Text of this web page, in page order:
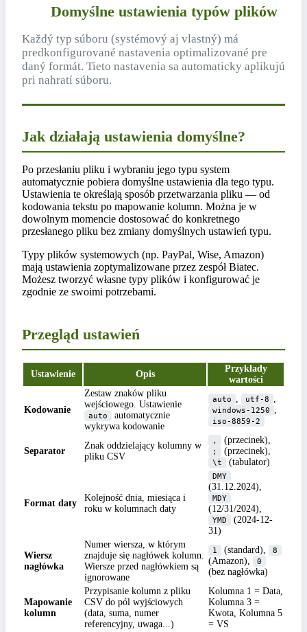
Domyślne ustawienia typów plików
Každý typ súboru (systémový aj vlastný) má
predkonfigurované nastavenia optimalizované pre
daný formát. Tieto nastavenia sa automaticky aplikujú
pri nahratí súboru.
Jak działają ustawienia domyślne?
Po przesłaniu pliku i wybraniu jego typu system
automatycznie pobiera domyślne ustawienia dla tego typu.
Ustawienia te określają sposób przetwarzania pliku — od
kodowania tekstu po mapowanie kolumn. Można je w
dowolnym momencie dostosować do konkretnego
przesłanego pliku bez zmiany domyślnych ustawień typu.
Typy plików systemowych (np. PayPal, Wise, Amazon)
mają ustawienia zoptymalizowane przez zespół Biatec.
Możesz tworzyć własne typy plików i konfigurować je
zgodnie ze swoimi potrzebami.
Przegląd ustawień
Ustawienie Opis
Przykłady
wartości
Kodowanie
Zestaw znaków pliku
wejściowego. Ustawienie
auto
automatycznie
wykrywa kodowanie
auto utf-8
windows-1250
iso-8859-2
Separator
Znak oddzielający kolumny w
pliku CSV
, (przecinek),
; (przecinek),
\t (tabulator)
Format daty
Kolejność dnia, miesiąca i
roku w kolumnach daty
DMY
(31.12.2024),
MDY
(12/31/2024),
YMD
(2024-12-
31)
Wiersz
nagłówka
Numer wiersza, w którym
znajduje się nagłówek kolumn.
Wiersze przed nagłówkiem są
ignorowane
1 (standard), 8
(Amazon), 0
(bez nagłówka)
Mapowanie
kolumn
Przypisanie kolumn z pliku
CSV do pól wyjściowych
(data, suma, numer
referencyjny, uwaga...)
Kolumna 1 = Data,
Kolumna 3 =
Kwota, Kolumna 5
= VS